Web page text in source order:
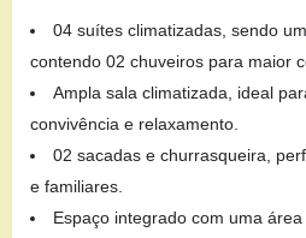
04 suítes climatizadas, sendo
contendo 02 chuveiros para maior
Ampla sala climatizada, ideal
convivência e relaxamento.
02 sacadas e churrasqueira,
e familiares.
Espaço integrado com uma